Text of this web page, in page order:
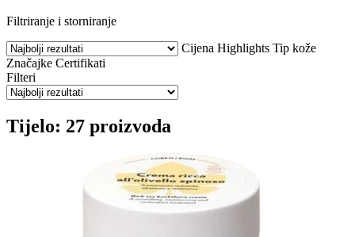
Filtriranje i storniranje
Cijena Highlights Tip kože
Značajke Certifikati
Filteri
Tijelo: 27 proizvoda